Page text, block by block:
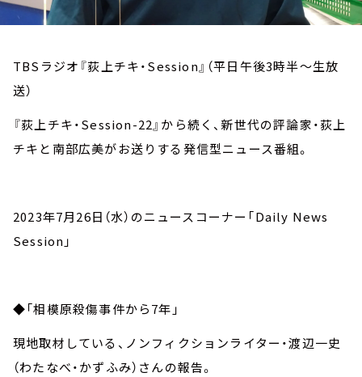
TBSラジオ『荻上チキ・Session』（平日午後3時半～生放
送）
『荻上チキ・Session-22』から続く、新世代の評論家・荻上
チキと南部広美がお送りする発信型ニュース番組。
2023年7月26日（水）のニュースコーナー「Daily News
Session」
◆「相模原殺傷事件から7年」
現地取材している、ノンフィクションライター・渡辺一史
（わたなべ・かずふみ）さんの報告。